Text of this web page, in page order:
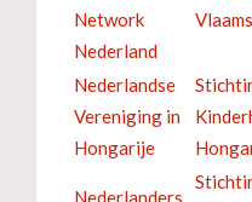
Network
Nederland
Nederlandse
Vereniging in
Hongarije
Nederlanders